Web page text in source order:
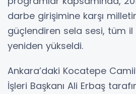
darbe girişimine karşı
güçlendiren sela sesi, tüm
yeniden yükseldi.
Ankara’daki Kocatepe
İşleri Başkanı Ali Erbaş